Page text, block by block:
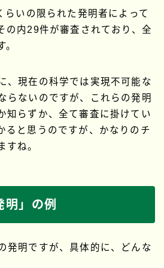
らいの限られた発明者によって
の内29件が審査されており、全
、現在の科学では実現不可能な
らないのですが、これらの発明
知らずか、全て審査に掛けてい
ると思うのですが、かなりのチ
すね。
明」の例
発明ですが、具体的に、どんな